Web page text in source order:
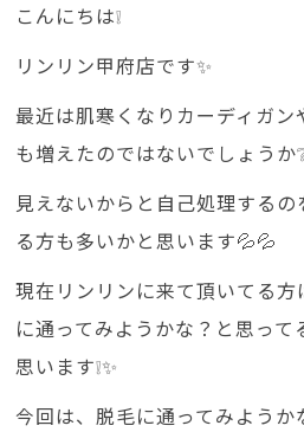
こんにちは❕
リンリン甲府店です✨
最近は肌寒くなりカーディガ
も増えたのではないでしょうか
見えないからと自己処理する
る方も多いかと思います💦💦
現在リンリンに来て頂いてる方
に通ってみようかな？と思って
思います❕✨
今回は、脱毛に通ってみよう